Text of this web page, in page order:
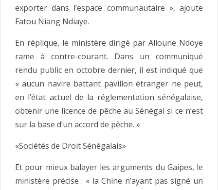
exporter dans l’espace communautaire », ajoute
Fatou Niang Ndiaye.
En réplique, le ministère dirigé par Alioune Ndoye
rame à contre-courant. Dans un communiqué
rendu public en octobre dernier, il est indiqué que
« aucun navire battant pavillon étranger ne peut,
en l’état actuel de la réglementation sénégalaise,
obtenir une licence de pêche au Sénégal si ce n’est
sur la base d’un accord de pêche. »
«Sociétés de Droit Sénégalais»
Et pour mieux balayer les arguments du Gaipes, le
ministère précise : « la Chine n’ayant pas signé un